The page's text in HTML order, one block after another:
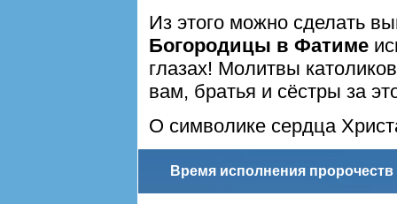
Из этого можно сделать
Богородицы в Фатиме
глазах! Молитвы
вам, братья и сёстры за
О символике сердца
Время исполнения пророчеств